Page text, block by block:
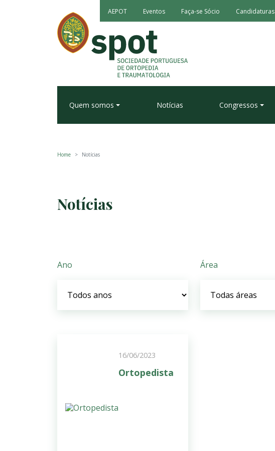
AEPOT Eventos Faça-se Sócio Candidaturas
Quem somos Notícias Congressos
Home Notícias
Notícias
Ano Área
16/06/2023
Ortopedista